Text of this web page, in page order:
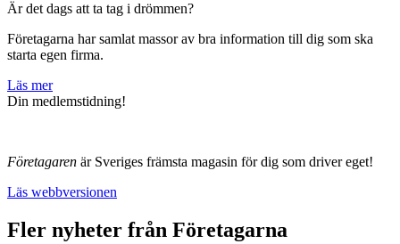
Är det dags att ta tag i drömmen?
Företagarna har samlat massor av bra information till dig som ska
starta egen firma.
Läs mer
Din medlemstidning!
Företagaren är Sveriges främsta magasin för dig som driver eget!
Läs webbversionen
Fler nyheter från Företagarna